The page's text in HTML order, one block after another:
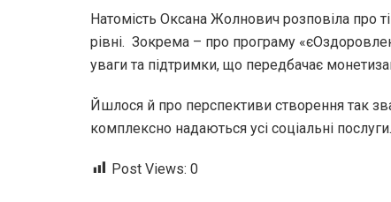
Натомість Оксана Жолнович розповіла про
рівні. Зокрема – про програму
уваги та підтримки, що передбачає
Йшлося й про перспективи створення так
комплексно надаються усі соціальні послуги.
Post Views: 0